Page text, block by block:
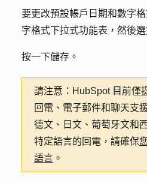
要更改預設帳戶日期和數字
字格式下拉式功能表，然後
按一下儲存 。
請注意： HubSpot 目前僅
回電、電子郵件和聊天支
德文、日文、葡萄牙文和
特定語言的回電，請確保
語言 。